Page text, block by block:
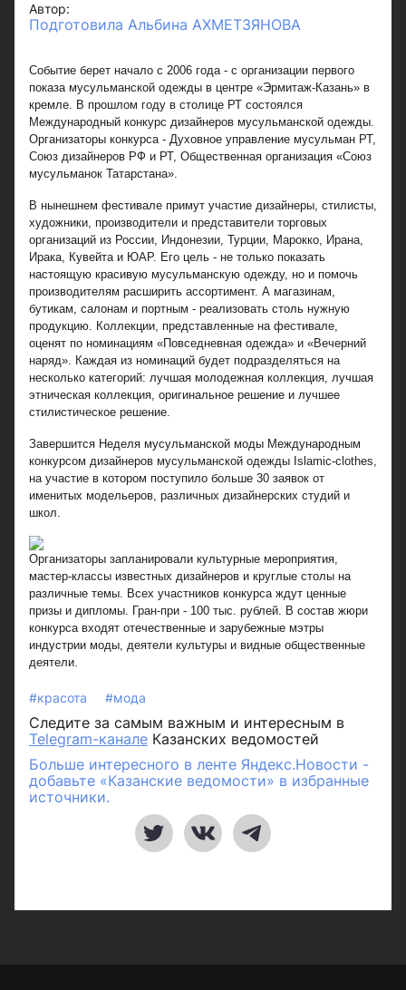
Автор:
Подготовила Альбина АХМЕТЗЯНОВА
Событие берет начало с 2006 года - с организации первого
показа мусульманской одежды в центре «Эрмитаж-Казань» в
кремле. В прошлом году в столице РТ состоялся
Международный конкурс дизайнеров мусульманской одежды.
Организаторы конкурса - Духовное управление мусульман РТ,
Союз дизайнеров РФ и РТ, Общественная организация «Союз
мусульманок Татарстана».
В нынешнем фестивале примут участие дизайнеры, стилисты,
художники, производители и представители торговых
организаций из России, Индонезии, Турции, Марокко, Ирана,
Ирака, Кувейта и ЮАР. Его цель - не только показать
настоящую красивую мусульманскую одежду, но и помочь
производителям расширить ассортимент. А магазинам,
бутикам, салонам и портным - реализовать столь нужную
продукцию. Коллекции, представленные на фестивале,
оценят по номинациям «Повседневная одежда» и «Вечерний
наряд». Каждая из номинаций будет подразделяться на
несколько категорий: лучшая молодежная коллекция, лучшая
этническая коллекция, оригинальное решение и лучшее
стилистическое решение.
Завершится Неделя мусульманской моды Международным
конкурсом дизайнеров мусульманской одежды Islamic-clothes,
на участие в котором поступило больше 30 заявок от
именитых модельеров, различных дизайнерских студий и
школ.
Организаторы запланировали культурные мероприятия,
мастер-классы известных дизайнеров и круглые столы на
различные темы. Всех участников конкурса ждут ценные
призы и дипломы. Гран-при - 100 тыс. рублей. В состав жюри
конкурса входят отечественные и зарубежные мэтры
индустрии моды, деятели культуры и видные общественные
деятели.
#красота #мода
Следите за самым важным и интересным в
Telegram-канале Казанских ведомостей
Больше интересного в ленте Яндекс.Новости -
добавьте «Казанские ведомости» в избранные
источники.